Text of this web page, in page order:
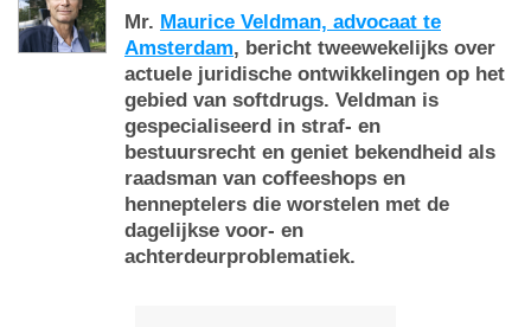
Mr. Maurice Veldman, advocaat te
Amsterdam, bericht tweewekelijks over
actuele juridische ontwikkelingen op het
gebied van softdrugs. Veldman is
gespecialiseerd in straf- en
bestuursrecht en geniet bekendheid als
raadsman van coffeeshops en
henneptelers die worstelen met de
dagelijkse voor- en
achterdeurproblematiek.